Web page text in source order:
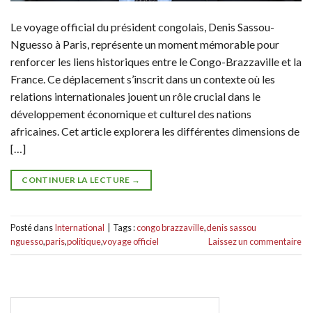
Le voyage official du président congolais, Denis Sassou-
Nguesso à Paris, représente un moment mémorable pour
renforcer les liens historiques entre le Congo-Brazzaville et la
France. Ce déplacement s’inscrit dans un contexte où les
relations internationales jouent un rôle crucial dans le
développement économique et culturel des nations
africaines. Cet article explorera les différentes dimensions de
[…]
CONTINUER LA LECTURE →
Posté dansInternational Tags :congo brazzaville,denis sassou
nguesso,paris,politique,voyage officiel Laissez un commentaire